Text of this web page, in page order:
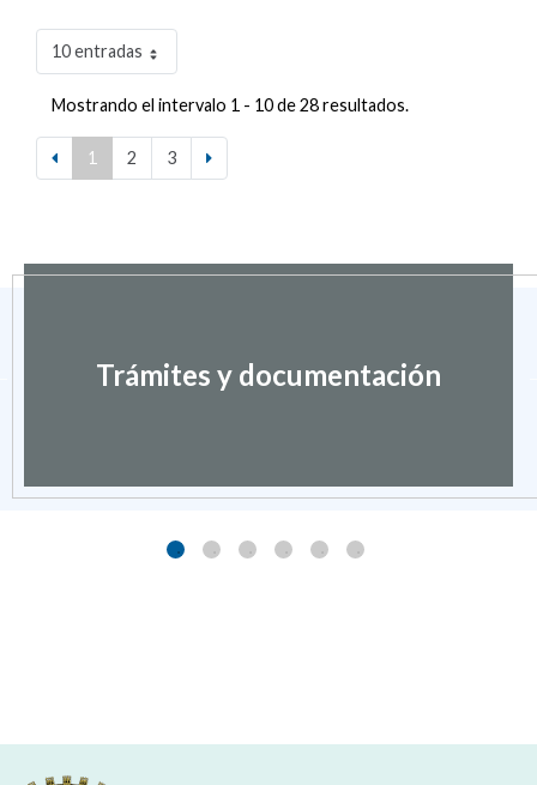
10 entradas
Mostrando el intervalo 1 - 10 de 28 resultados.
1 2 3
Trámites y documentación